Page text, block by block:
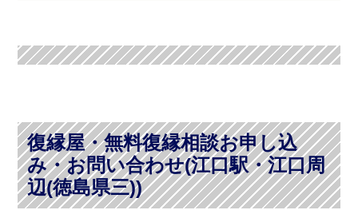
復縁屋・無料復縁相談お申し込
み・お問い合わせ(江口駅・江口周
辺(徳島県三))